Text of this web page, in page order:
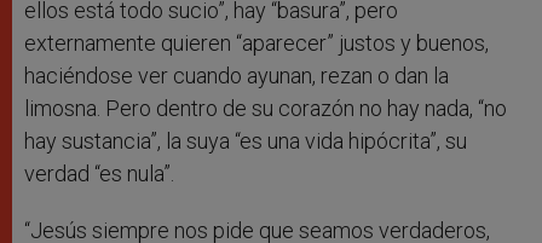
ellos está todo sucio”, hay “basura”, pero
externamente quieren “aparecer” justos y buenos,
haciéndose ver cuando ayunan, rezan o dan la
limosna. Pero dentro de su corazón no hay nada, “no
hay sustancia”, la suya “es una vida hipócrita”, su
verdad “es nula”.
“Jesús siempre nos pide que seamos verdaderos,